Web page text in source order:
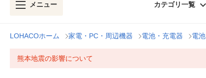
メニュー カテゴリ一覧
LOHACOホーム 家電・PC・周辺機器 電池・充電器 電池
熊本地震の影響について